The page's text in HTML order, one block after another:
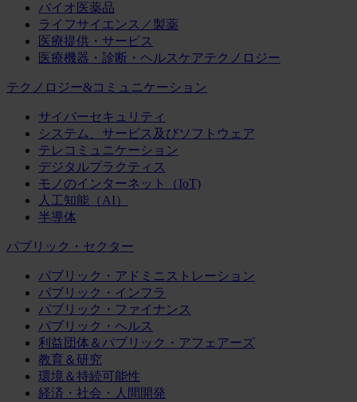
バイオ医薬品
ライフサイエンス／製薬
医療提供・サービス
医療機器・診断・ヘルスケアテクノロジー
テクノロジー&コミュニケーション
サイバーセキュリティ
システム、サービス及びソフトウェア
テレコミュニケーション
デジタルプラクティス
モノのインターネット（IoT)
人工知能（AI）
半導体
パブリック・セクター
パブリック・アドミニストレーション
パブリック・インフラ
パブリック・ファイナンス
パブリック・ヘルス
利益団体＆パブリック・アフェアーズ
教育＆研究
環境＆持続可能性
経済・社会・人間開発